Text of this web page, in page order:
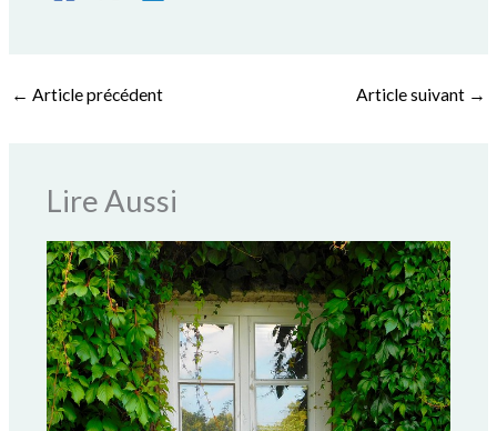
← Article précédent Article suivant →
Lire Aussi